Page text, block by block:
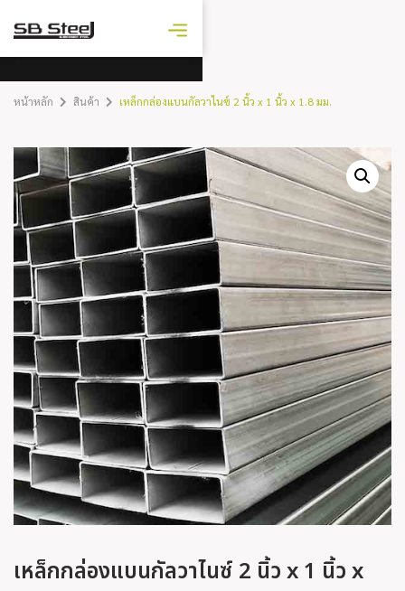
ราคาเหล็ก
หน้าหลัก สินค้า เหล็กกล่องแบนกัลวาไนซ์ 2 นิ้ว x 1 นิ้ว x 1.8 มม.
เหล็กกล่องแบนกัลวาไนซ์ 2 นิ้ว x 1 นิ้ว x